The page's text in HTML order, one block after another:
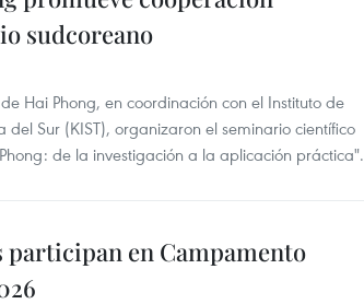
sudcoreano
Hai Phong, en coordinación con el Instituto de
Sur (KIST), organizaron el seminario científico
de la investigación a la aplicación práctica".
participan en Campamento